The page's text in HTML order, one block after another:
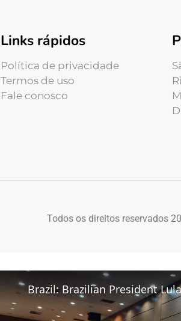
Links rápidos
Política de privacidade
Termos de uso
Fale conosco
Todos os direitos reservados